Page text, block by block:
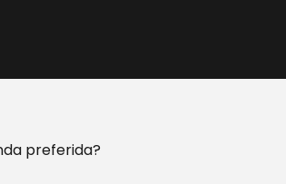
preferida?